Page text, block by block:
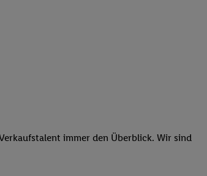
immer den Überblick. Wir sind